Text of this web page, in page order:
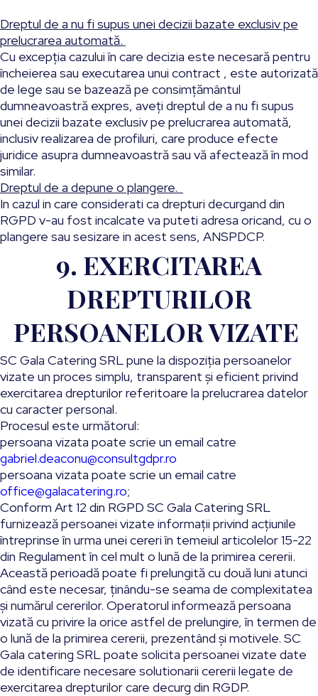
Dreptul de a nu fi supus unei decizii bazate exclusiv pe
prelucrarea automată.
Cu excepția cazului în care decizia este necesară pentru
încheierea sau executarea unui contract , este autorizată
de lege sau se bazează pe consimțământul
dumneavoastră expres, aveți dreptul de a nu fi supus
unei decizii bazate exclusiv pe prelucrarea automată,
inclusiv realizarea de profiluri, care produce efecte
juridice asupra dumneavoastră sau vă afectează în mod
similar.
Dreptul de a depune o plangere.
In cazul in care considerati ca drepturi decurgand din
RGPD v-au fost incalcate va puteti adresa oricand, cu o
plangere sau sesizare in acest sens, ANSPDCP.
9. EXERCITAREA
DREPTURILOR
PERSOANELOR VIZATE
SC Gala Catering SRL pune la dispoziția persoanelor
vizate un proces simplu, transparent și eficient privind
exercitarea drepturilor referitoare la prelucrarea datelor
cu caracter personal.
Procesul este următorul:
persoana vizata poate scrie un email catre
gabriel.deaconu@consultgdpr.ro
persoana vizata poate scrie un email catre
office@galacatering.ro;
Conform Art 12 din RGPD SC Gala Catering SRL
furnizează persoanei vizate informaţii privind acţiunile
întreprinse în urma unei cereri în temeiul articolelor 15-22
din Regulament în cel mult o lună de la primirea cererii.
Această perioadă poate fi prelungită cu două luni atunci
când este necesar, ţinându-se seama de complexitatea
şi numărul cererilor. Operatorul informează persoana
vizată cu privire la orice astfel de prelungire, în termen de
o lună de la primirea cererii, prezentând şi motivele. SC
Gala catering SRL poate solicita persoanei vizate date
de identificare necesare solutionarii cererii legate de
exercitarea drepturilor care decurg din RGDP.